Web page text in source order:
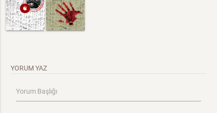
YORUM YAZ
Yorum Başlığı